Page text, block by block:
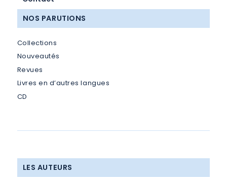
NOS PARUTIONS
Collections
Nouveautés
Revues
Livres en d’autres langues
CD
LES AUTEURS